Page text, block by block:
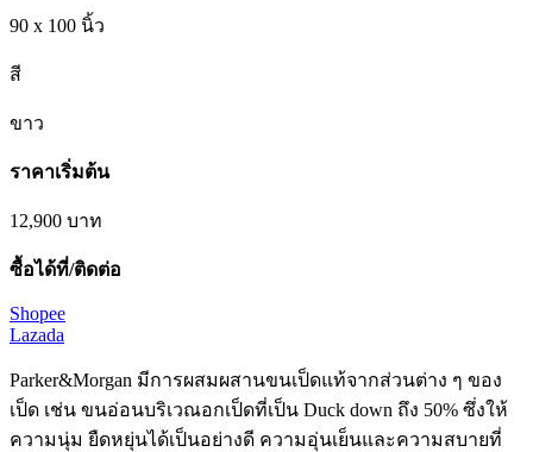
90 x 100 นิ้ว
สี
ขาว
ราคาเริ่มต้น
12,900 บาท
ซื้อได้ที่/ติดต่อ
Shopee
Lazada
Parker&Morgan มีการผสมผสานขนเป็ดแท้จากส่วนต่าง ๆ ของ
เป็ด เช่น ขนอ่อนบริเวณอกเป็ดที่เป็น Duck down ถึง 50% ซึ่งให้
ความนุ่ม ยืดหยุ่นได้เป็นอย่างดี ความอุ่นเย็นและความสบายที่